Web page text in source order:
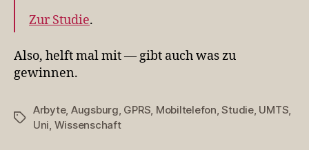
Zur Studie.
Also, helft mal mit — gibt auch was zu
gewinnen.
Schlagwörter
Arbyte, Augsburg, GPRS, Mobiltelefon,Studie, UMTS,
Uni, Wissenschaft